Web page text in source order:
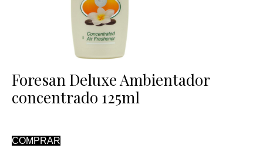
Foresan Deluxe Ambientador
concentrado 125ml
COMPRAR